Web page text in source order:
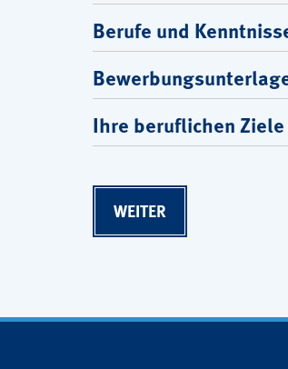
Berufe und
Ihre beruflichen